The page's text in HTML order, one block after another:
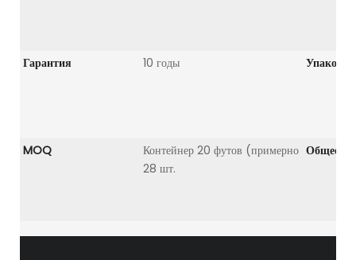
Гарантия 10 годы Упаковка
MOQ
Контейнер 20 футов (примерно
28 шт.
Общее